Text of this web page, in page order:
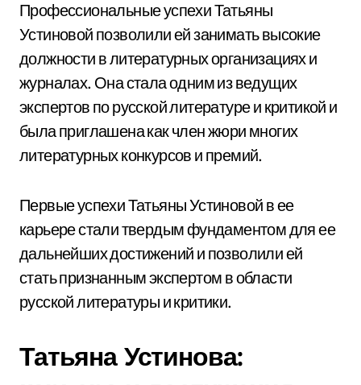
Профессиональные успехи Татьяны
Устиновой позволили ей занимать высокие
должности в литературных организациях и
журналах. Она стала одним из ведущих
экспертов по русской литературе и критикой и
была приглашена как член жюри многих
литературных конкурсов и премий.
Первые успехи Татьяны Устиновой в ее
карьере стали твердым фундаментом для ее
дальнейших достижений и позволили ей
стать признанным экспертом в области
русской литературы и критики.
Татьяна Устинова: